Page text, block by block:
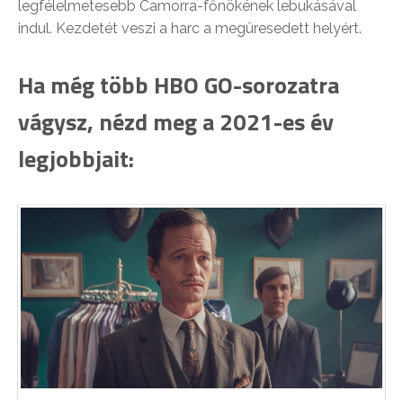
legfélelmetesebb Camorra-főnökének lebukásával
indul. Kezdetét veszi a harc a megüresedett helyért.
Ha még több HBO GO-sorozatra
vágysz, nézd meg a 2021-es év
legjobbjait: